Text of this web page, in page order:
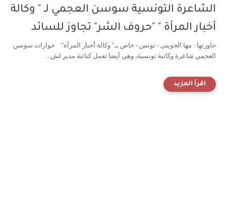
الشاعرة التونسية سوسن العجمي لـ " وكالة
أخبار المرأة " "حروف الشر" تجاوز للسائد
حاورتها : مها الجويني - تونس - خاص بـ" وكالة أخبار المرأة" حوارات سوسن
العجمي شاعرة وكاتبة تونسية، وهي أيضا تعمل كنائبة مدير لش...